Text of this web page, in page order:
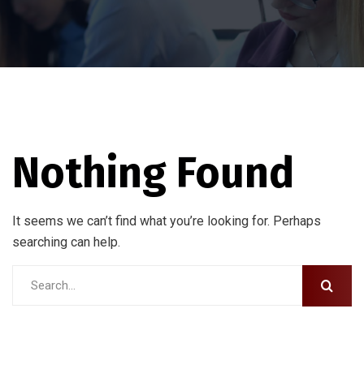
Nothing Found
It seems we can’t find what you’re looking for. Perhaps
searching can help.